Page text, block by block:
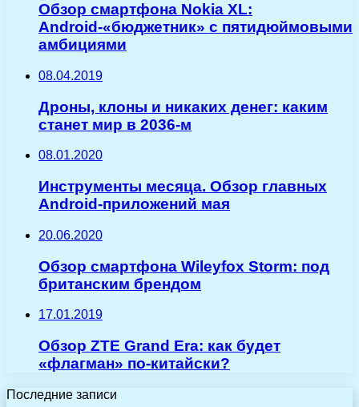
Обзор смартфона Nokia XL:
Android-«бюджетник» с пятидюймовыми
амбициями
08.04.2019
Дроны, клоны и никаких денег: каким
станет мир в 2036-м
08.01.2020
Инструменты месяца. Обзор главных
Android-приложений мая
20.06.2020
Обзор смартфона Wileyfox Storm: под
британским брендом
17.01.2019
Обзор ZTE Grand Era: как будет
«флагман» по-китайски?
Последние записи